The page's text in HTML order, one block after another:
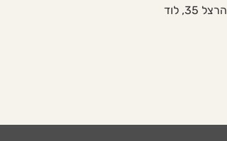
הרצל 35, לוד